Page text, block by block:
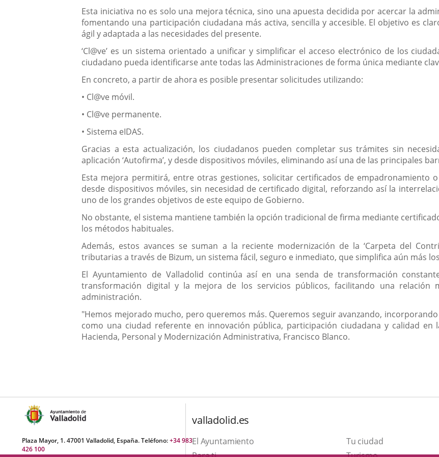
Esta iniciativa no es solo una mejora técnica, sino una apuesta decidida por acercar la
fomentando una participación ciudadana más activa, sencilla y accesible. El objetivo es
ágil y adaptada a las necesidades del presente.
‘Cl@ve’ es un sistema orientado a unificar y simplificar el acceso electrónico de los
ciudadano pueda identificarse ante todas las Administraciones de forma única mediante
En concreto, a partir de ahora es posible presentar solicitudes utilizando:
• Cl@ve móvil.
• Cl@ve permanente.
• Sistema eIDAS.
Gracias a esta actualización, los ciudadanos pueden completar sus trámites sin
aplicación ‘Autofirma’, y desde dispositivos móviles, eliminando así una de las principales
Esta mejora permitirá, entre otras gestiones, solicitar certificados de empadronamiento
desde dispositivos móviles, sin necesidad de certificado digital, reforzando así la
uno de los grandes objetivos de este equipo de Gobierno.
No obstante, el sistema mantiene también la opción tradicional de firma mediante
los métodos habituales.
Además, estos avances se suman a la reciente modernización de la ‘Carpeta del
tributarias a través de Bizum, un sistema fácil, seguro e inmediato, que simplifica aún más
El Ayuntamiento de Valladolid continúa así en una senda de transformación
transformación digital y la mejora de los servicios públicos, facilitando una relación
administración.
"Hemos mejorado mucho, pero queremos más. Queremos seguir avanzando,
como una ciudad referente en innovación pública, participación ciudadana y calidad
Hacienda, Personal y Modernización Administrativa, Francisco Blanco.
Plaza Mayor, 1. 47001 Valladolid, España. Teléfono:+34 983
426 100
valladolid.es
El Ayuntamiento
Tu ciudad